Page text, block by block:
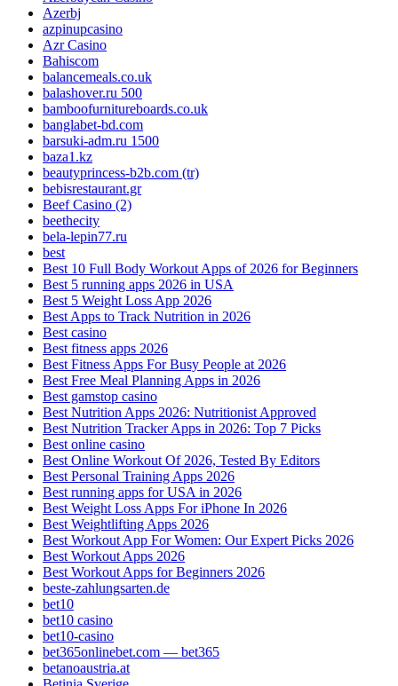
Azerbj
azpinupcasino
Azr Casino
Bahiscom
balancemeals.co.uk
balashover.ru 500
bamboofurnitureboards.co.uk
banglabet-bd.com
barsuki-adm.ru 1500
baza1.kz
beautyprincess-b2b.com (tr)
bebisrestaurant.gr
Beef Casino (2)
beethecity
bela-lepin77.ru
best
Best 10 Full Body Workout Apps of 2026 for Beginners
Best 5 running apps 2026 in USA
Best 5 Weight Loss App 2026
Best Apps to Track Nutrition in 2026
Best casino
Best fitness apps 2026
Best Fitness Apps For Busy People at 2026
Best Free Meal Planning Apps in 2026
Best gamstop casino
Best Nutrition Apps 2026: Nutritionist Approved
Best Nutrition Tracker Apps in 2026: Top 7 Picks
Best online casino
Best Online Workout Of 2026, Tested By Editors
Best Personal Training Apps 2026
Best running apps for USA in 2026
Best Weight Loss Apps For iPhone In 2026
Best Weightlifting Apps 2026
Best Workout App For Women: Our Expert Picks 2026
Best Workout Apps 2026
Best Workout Apps for Beginners 2026
beste-zahlungsarten.de
bet10
bet10 casino
bet10-casino
bet365onlinebet.com — bet365
betanoaustria.at